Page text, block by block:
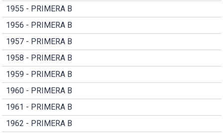
1955 - PRIMERA B
1956 - PRIMERA B
1957 - PRIMERA B
1958 - PRIMERA B
1959 - PRIMERA B
1960 - PRIMERA B
1961 - PRIMERA B
1962 - PRIMERA B